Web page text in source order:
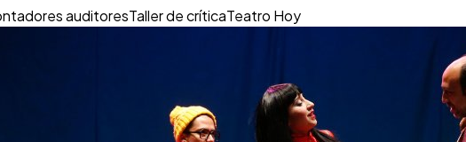
auditoresTaller de críticaTeatro Hoy